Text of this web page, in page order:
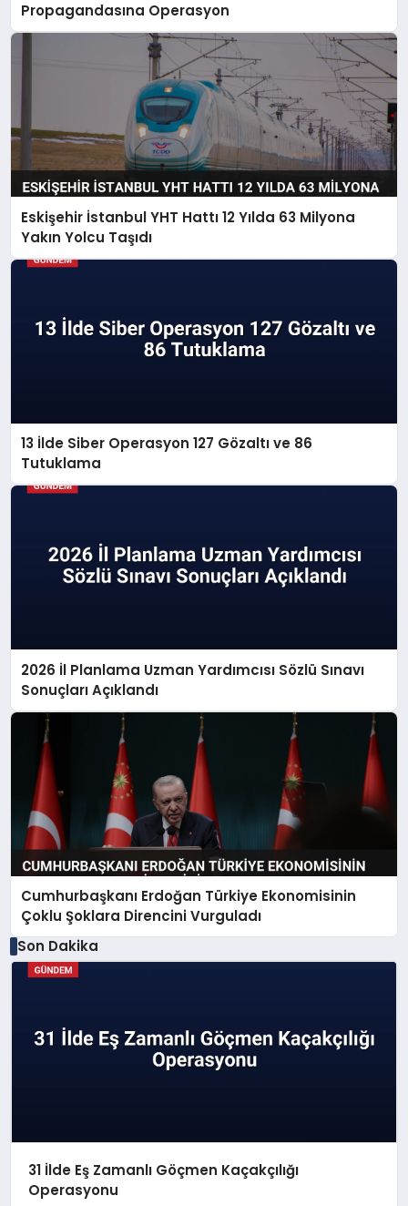
Propagandasına Operasyon
Eskişehir İstanbul YHT Hattı 12 Yılda 63 Milyona
Yakın Yolcu Taşıdı
13 İlde Siber Operasyon 127 Gözaltı ve 86
Tutuklama
2026 İl Planlama Uzman Yardımcısı Sözlü Sınavı
Sonuçları Açıklandı
Cumhurbaşkanı Erdoğan Türkiye Ekonomisinin
Çoklu Şoklara Direncini Vurguladı
Son Dakika
31 İlde Eş Zamanlı Göçmen Kaçakçılığı
Operasyonu